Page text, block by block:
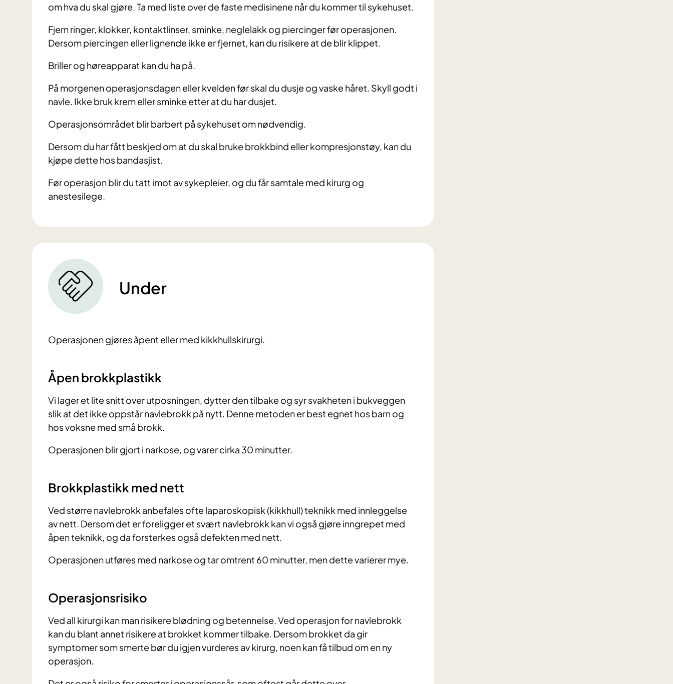
om hva du skal gjøre. Ta med liste over de faste medisinene når du kommer til sykehuset.
Fjern ringer, klokker, kontaktlinser, sminke, neglelakk og piercinger før operasjonen.
Dersom piercingen eller lignende ikke er fjernet, kan du risikere at de blir klippet.
Briller og høreapparat kan du ha på.
På morgenen operasjonsdagen eller kvelden før skal du dusje og vaske håret. Skyll godt i
navle. Ikke bruk krem eller sminke etter at du har dusjet.
Operasjonsområdet blir barbert på sykehuset om nødvendig.
Dersom du har fått beskjed om at du skal bruke brokkbind eller kompresjonstøy, kan du
kjøpe dette hos bandasjist.
Før operasjon blir du tatt imot av sykepleier, og du får samtale med kirurg og
anestesilege.
Under
Operasjonen gjøres åpent eller med kikkhullskirurgi.
Åpen brokkplastikk
Vi lager et lite snitt over utposningen, dytter den tilbake og syr svakheten i bukveggen
slik at det ikke oppstår navlebrokk på nytt. Denne metoden er best egnet hos barn og
hos voksne med små brokk.
Operasjonen blir gjort i narkose, og varer cirka 30 minutter.
Brokkplastikk med nett
Ved større navlebrokk anbefales ofte laparoskopisk (kikkhull) teknikk med innleggelse
av nett. Dersom det er foreligger et svært navlebrokk kan vi også gjøre inngrepet med
åpen teknikk, og da forsterkes også defekten med nett.
Operasjonen utføres med narkose og tar omtrent 60 minutter, men dette varierer mye.
Operasjonsrisiko
Ved all kirurgi kan man risikere blødning og betennelse. Ved operasjon for navlebrokk
kan du blant annet risikere at brokket kommer tilbake. Dersom brokket da gir
symptomer som smerte bør du igjen vurderes av kirurg, noen kan få tilbud om en ny
operasjon.